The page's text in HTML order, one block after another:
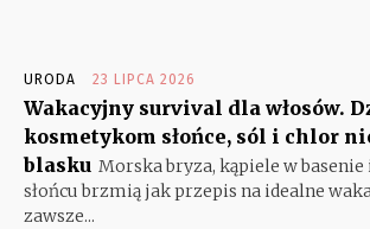
URODA 23 LIPCA 2026
Wakacyjny survival dla włosów.
kosmetykom słońce, sól i chlor
blasku Morska bryza, kąpiele w basenie
słońcu brzmią jak przepis na idealne
zawsze...